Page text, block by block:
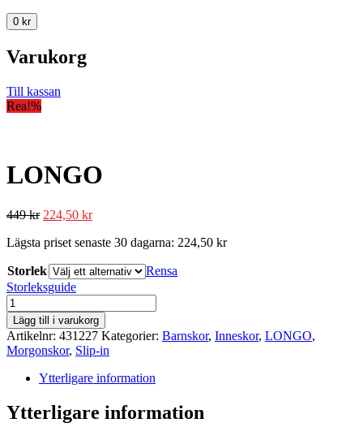
0 kr
Varukorg
Till kassan
Rea!%
LONGO
449kr 224,50 kr
Lägsta priset senaste 30 dagarna: 224,50 kr
Storlek
Rensa
Storleksguide
LONGO
mängd
Lägg till i varukorg
Artikelnr: 431227 Kategorier: Barnskor, Inneskor, LONGO,
Morgonskor, Slip-in
Ytterligare information
Ytterligare information